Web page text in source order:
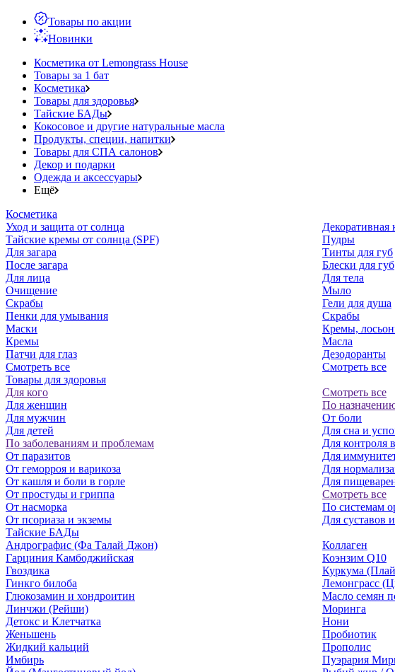
Товары по акции
Новинки
Косметика от Lemongrass House
Товары за 1 бат
Косметика
Товары для здоровья
Тайские БАДы
Кокосовое и другие натуральные масла
Продукты, специи, напитки
Товары для СПА салонов
Декор и подарки
Одежда и аксессуары
Ещё
Косметика
Уход и защита от солнца
Тайские кремы от солнца (SPF)
Для загара
После загара
Для лица
Очищение
Скрабы
Пенки для умывания
Маски
Кремы
Патчи для глаз
Смотреть все
Декоративная
Пудры
Тинты для губ
Блески для губ
Для тела
Мыло
Гели для душа
Скрабы
Кремы,
Масла
Дезодоранты
Смотреть все
Товары для здоровья
Для кого
Для женщин
Для мужчин
Для детей
По заболеваниям и проблемам
От паразитов
Oт геморроя и варикоза
От кашля и боли в горле
От простуды и гриппа
От насморка
Oт псориаза и экземы
Смотреть все
По
От боли
Для сна и
Для контроля
Для
Для
Для
Смотреть все
По системам
Для суставов
Тайские БАДы
Андрографис (Фа Талай Джон)
Гарциния Камбоджийская
Гвоздика
Гинкго билоба
Глюкозамин и хондроитин
Линчжи (Рейши)
Детокс и Клетчатка
Женьшень
Жидкий кальций
Имбирь
Коллаген
Коэнзим Q10
Куркума
Лемонграсс
Масло семян
Моринга
Нони
Пробиотик
Прополис
Пуэрария